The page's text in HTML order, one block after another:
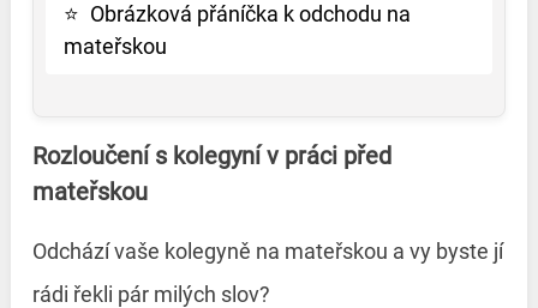
⭐ Obrázková přáníčka k odchodu na
mateřskou
Rozloučení s kolegyní v práci před
mateřskou
Odchází vaše kolegyně na mateřskou a vy byste jí
rádi řekli pár milých slov?